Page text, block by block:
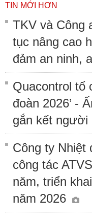
TIN MỚI HƠN
TKV và Công
tục nâng cao
đảm an ninh,
Quacontrol tổ
đoàn 2026’ -
gắn kết người
Công ty Nhiệt
công tác
năm, triển
năm 2026